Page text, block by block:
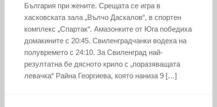
България при жените. Срещата се игра в
хасковската зала „Вълчо Даскалов“, в спортен
комплекс „Спартак“. Амазонките от Юга победиха
домакините с 20:45. Свиленградчанки водеха на
полувремето с 24:10. За Свиленград най-
резултатна бе дясното крило с „поразяващата
левачка“ Райна Георгиева, която наниза 9 […]